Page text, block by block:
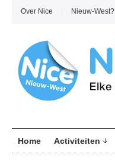
Over Nice Nieuw-West?
Home Activiteiten